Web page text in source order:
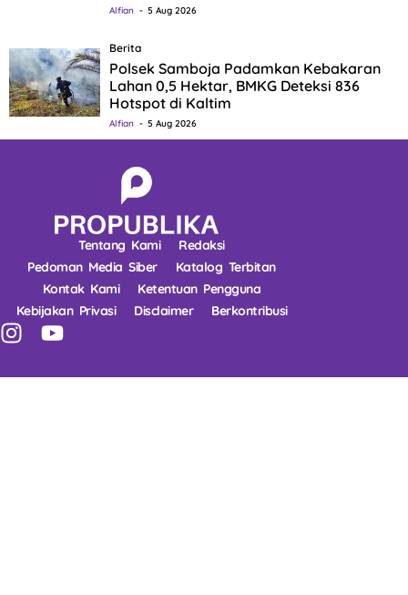
Alfian 5 Aug 2026
Berita
Polsek Samboja Padamkan Kebakaran
Lahan 0,5 Hektar, BMKG Deteksi 836
Hotspot di Kaltim
Alfian 5 Aug 2026
Tentang Kami
Redaksi
Pedoman Media Siber
Katalog Terbitan
Kontak Kami
Ketentuan Pengguna
Kebijakan Privasi
Disclaimer Berkontribusi